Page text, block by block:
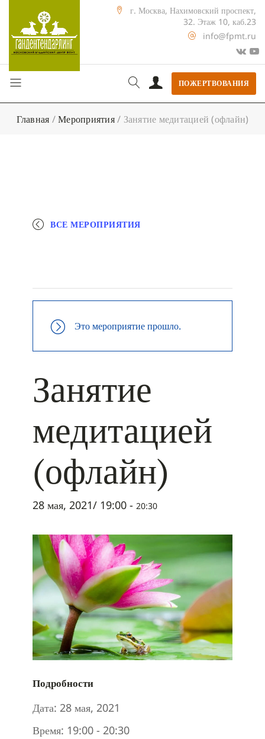
г. Москва, Нахимовский проспект,
32. Этаж 10, каб.23
info@fpmt.ru
ПОЖЕРТВОВАНИЯ
Главная /Мероприятия/ Занятие медитацией (офлайн)
ВСЕ МЕРОПРИЯТИЯ
Это мероприятие прошло.
Занятие
медитацией
(офлайн)
28 мая, 2021/ 19:00 - 20:30
Подробности
Дата: 28 мая, 2021
Время: 19:00 - 20:30